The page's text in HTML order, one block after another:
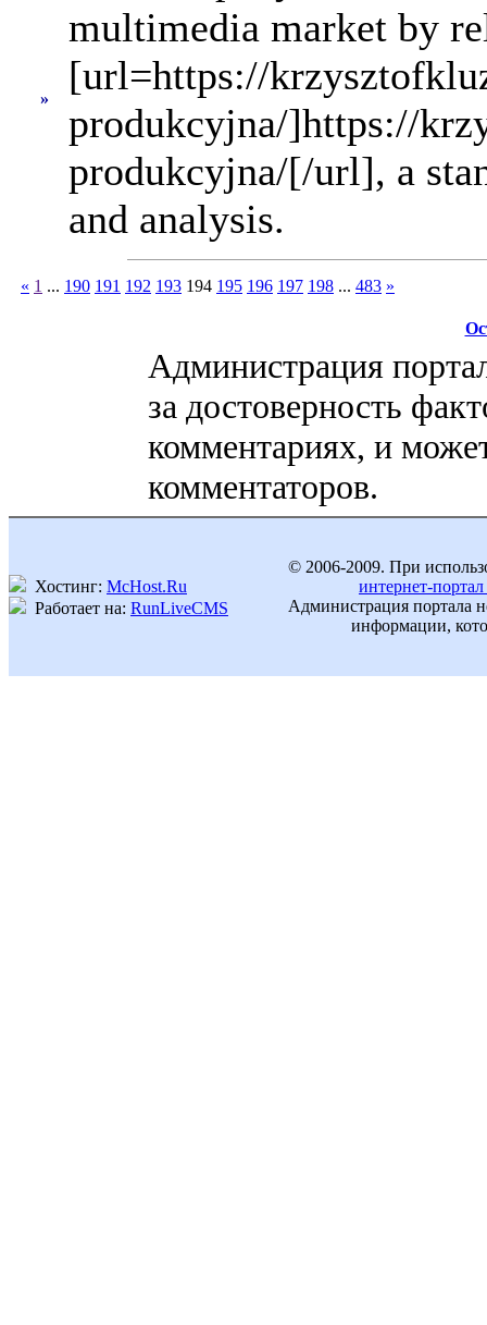
»
multimedia market by
[url=https://
produkcyjna/]https://
produkcyjna/[/url], a
and analysis.
« 1 ... 190 191 192 193 194 195 196 197 198 ... 483 »
Администрация
за достоверность
комментариях, и
комментаторов.
Хостинг: McHost.Ru
Работает на: RunLiveCMS
© 2006-2009. При
интернет-
Администрация портала
информации,